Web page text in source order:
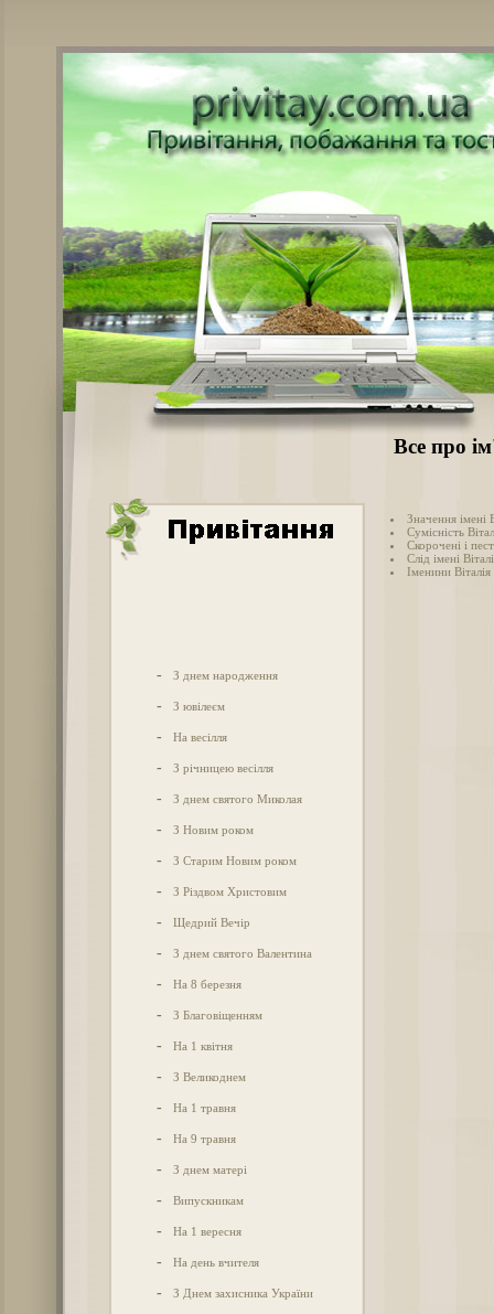
Все про
- З днем народження
- З ювілеєм
- На весілля
- З річницею весілля
- З днем святого Миколая
- З Новим роком
- З Старим Новим роком
- З Різдвом Христовим
- Щедрий Вечір
- З днем святого Валентина
- На 8 березня
- З Благовіщенням
- На 1 квітня
- З Великоднем
- На 1 травня
- На 9 травня
- З днем матері
- Випускникам
- На 1 вересня
- На день вчителя
- З Днем захисника України
Значення імені
Сумісність
Скорочені і
Слід імені
Іменини Віталія